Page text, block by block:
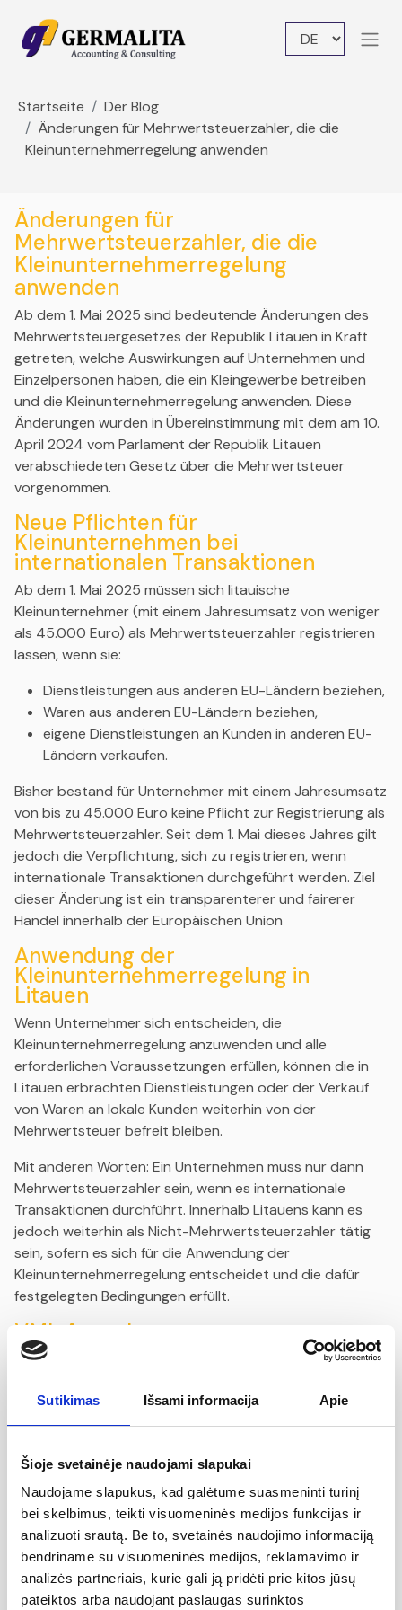
Sutikimas Išsami informacija Apie
Šioje svetainėje naudojami slapukai
Naudojame slapukus, kad galėtume suasmeninti turinį
bei skelbimus, teikti visuomeninės medijos funkcijas ir
analizuoti srautą. Be to, svetainės naudojimo informaciją
bendriname su visuomeninės medijos, reklamavimo ir
analizės partneriais, kurie gali ją pridėti prie kitos jūsų
pateiktos arba naudojant paslaugas surinktos
Startseite
Der Blog
Änderungen für Mehrwertsteuerzahler, die die
Kleinunternehmerregelung anwenden
Änderungen für
Mehrwertsteuerzahler, die die
Kleinunternehmerregelung
anwenden
Ab dem 1. Mai 2025 sind bedeutende Änderungen des
Mehrwertsteuergesetzes der Republik Litauen in Kraft
getreten, welche Auswirkungen auf Unternehmen und
Einzelpersonen haben, die ein Kleingewerbe betreiben
und die Kleinunternehmerregelung anwenden. Diese
Änderungen wurden in Übereinstimmung mit dem am 10.
April 2024 vom Parlament der Republik Litauen
verabschiedeten Gesetz über die Mehrwertsteuer
vorgenommen.
Neue Pflichten für
Kleinunternehmen bei
internationalen Transaktionen
Ab dem 1. Mai 2025 müssen sich litauische
Kleinunternehmer (mit einem Jahresumsatz von weniger
als 45.000 Euro) als Mehrwertsteuerzahler registrieren
lassen, wenn sie:
Dienstleistungen aus anderen EU-Ländern beziehen,
Waren aus anderen EU-Ländern beziehen,
eigene Dienstleistungen an Kunden in anderen EU-
Ländern verkaufen.
Bisher bestand für Unternehmer mit einem Jahresumsatz
von bis zu 45.000 Euro keine Pflicht zur Registrierung als
Mehrwertsteuerzahler. Seit dem 1. Mai dieses Jahres gilt
jedoch die Verpflichtung, sich zu registrieren, wenn
internationale Transaktionen durchgeführt werden. Ziel
dieser Änderung ist ein transparenterer und fairerer
Handel innerhalb der Europäischen Union
Anwendung der
Kleinunternehmerregelung in
Litauen
Wenn Unternehmer sich entscheiden, die
Kleinunternehmerregelung anzuwenden und alle
erforderlichen Voraussetzungen erfüllen, können die in
Litauen erbrachten Dienstleistungen oder der Verkauf
von Waren an lokale Kunden weiterhin von der
Mehrwertsteuer befreit bleiben.
Mit anderen Worten: Ein Unternehmen muss nur dann
Mehrwertsteuerzahler sein, wenn es internationale
Transaktionen durchführt. Innerhalb Litauens kann es
jedoch weiterhin als Nicht-Mehrwertsteuerzahler tätig
sein, sofern es sich für die Anwendung der
Kleinunternehmerregelung entscheidet und die dafür
festgelegten Bedingungen erfüllt.
VMI-Ausnahme
Zusätzlich hat das Staatliche Steuerinspektorat (VMI)
Ausnahmen für Unternehmer vorgesehen, die auf
technische Hindernisse bei der Registrierung als
Mehrwertsteuerzahler stoßen. Wenn sich ein
rechtzeitig (d. h. ab dem 1. Mai 2025) als
Mehrwertsteuerzahler im Rahmen der
Kleinunternehmerregelung in Litauen registrieren konnte,
muss für den Zeitraum bis zur Registrierung keine
Mehrwertsteuer auf im Inland erbrachte
Dienstleistungen oder gelieferte Waren gezahlt werden -
vorausgesetzt, der Jahresumsatz im Inland